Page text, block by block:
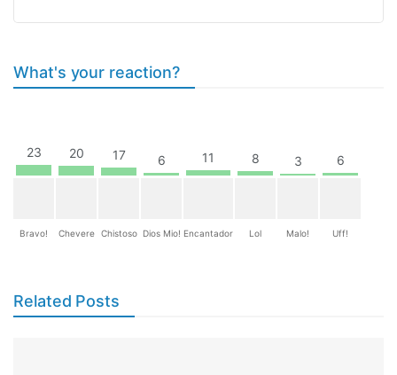
What's your reaction?
23
Bravo!
20
Chevere
17
Chistoso
6
Dios Mio!
11
Encantador
8
Lol
3
Malo!
6
Uff!
Related Posts